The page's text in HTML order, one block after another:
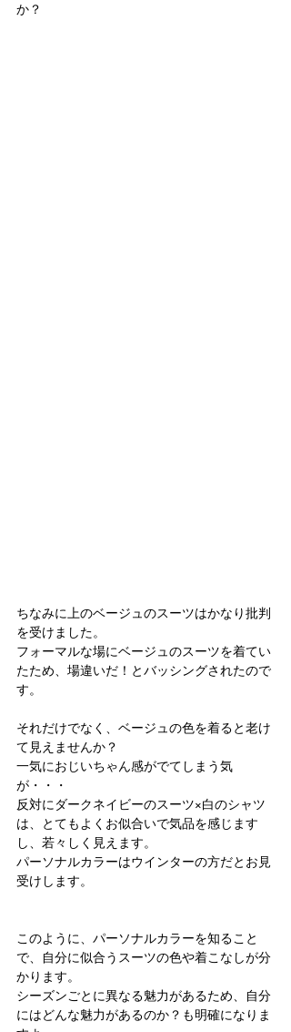
か？
ちなみに上のベージュのスーツはかなり批判
を受けました。
フォーマルな場にベージュのスーツを着てい
たため、場違いだ！とバッシングされたので
す。
それだけでなく、ベージュの色を着ると老け
て見えませんか？
一気におじいちゃん感がでてしまう気
が・・・
反対にダークネイビーのスーツ×白のシャツ
は、とてもよくお似合いで気品を感じます
し、若々しく見えます。
パーソナルカラーはウインターの方だとお見
受けします。
このように、パーソナルカラーを知ること
で、自分に似合うスーツの色や着こなしが分
かります。
シーズンごとに異なる魅力があるため、自分
にはどんな魅力があるのか？も明確になりま